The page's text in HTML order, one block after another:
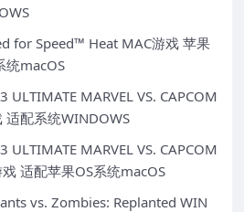
for Speed™ Heat MAC游戏 苹果
统macOS
ULTIMATE MARVEL VS. CAPCOM
适配系统WINDOWS
ULTIMATE MARVEL VS. CAPCOM
适配苹果OS系统macOS
vs. Zombies: Replanted WIN